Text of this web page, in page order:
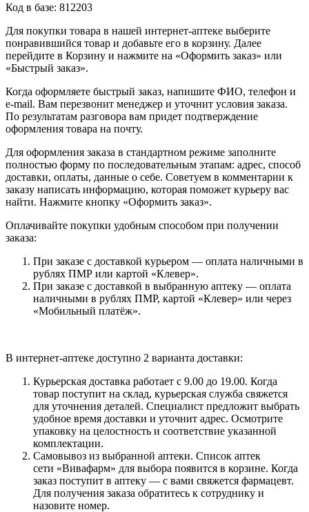
Код в базе: 812203
Для покупки товара в нашей интернет-аптеке выберите
понравившийся товар и добавьте его в корзину. Далее
перейдите в Корзину и нажмите на «Оформить заказ» или
«Быстрый заказ».
Когда оформляете быстрый заказ, напишите ФИО, телефон и
e-mail. Вам перезвонит менеджер и уточнит условия заказа.
По результатам разговора вам придет подтверждение
оформления товара на почту.
Для оформления заказа в стандартном режиме заполните
полностью форму по последовательным этапам: адрес, способ
доставки, оплаты, данные о себе. Советуем в комментарии к
заказу написать информацию, которая поможет курьеру вас
найти. Нажмите кнопку «Оформить заказ».
Оплачивайте покупки удобным способом при получении
заказа:
При заказе с доставкой курьером — оплата наличными в
рублях ПМР или картой «Клевер».
При заказе с доставкой в выбранную аптеку — оплата
наличными в рублях ПМР, картой «Клевер» или через
«Мобильный платёж».
В интернет-аптеке доступно 2 варианта доставки:
Курьерская доставка работает с 9.00 до 19.00. Когда
товар поступит на склад, курьерская служба свяжется
для уточнения деталей. Специалист предложит выбрать
удобное время доставки и уточнит адрес. Осмотрите
упаковку на целостность и соответствие указанной
комплектации.
Самовывоз из выбранной аптеки. Список аптек
сети «Вивафарм» для выбора появится в корзине. Когда
заказ поступит в аптеку — с вами свяжется фармацевт.
Для получения заказа обратитесь к сотруднику и
назовите номер.